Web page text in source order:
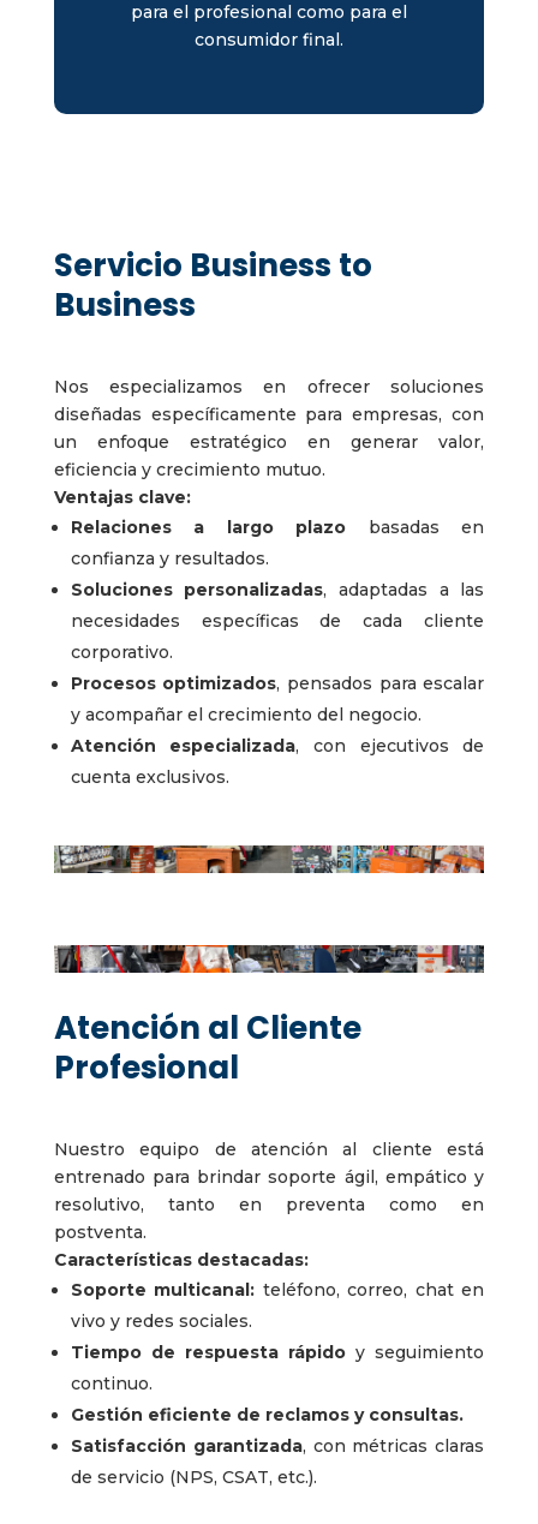
para el profesional como para el
consumidor final.
Servicio Business to
Business
Nos especializamos en ofrecer soluciones
diseñadas específicamente para empresas, con
un enfoque estratégico en generar valor,
eficiencia y crecimiento mutuo.
Ventajas clave:
Relaciones a largo plazo basadas en
confianza y resultados.
Soluciones personalizadas, adaptadas a las
necesidades específicas de cada cliente
corporativo.
Procesos optimizados, pensados para escalar
y acompañar el crecimiento del negocio.
Atención especializada, con ejecutivos de
cuenta exclusivos.
Atención al Cliente
Profesional
Nuestro equipo de atención al cliente está
entrenado para brindar soporte ágil, empático y
resolutivo, tanto en preventa como en
postventa.
Características destacadas:
Soporte multicanal: teléfono, correo, chat en
vivo y redes sociales.
Tiempo de respuesta rápido y seguimiento
continuo.
Gestión eficiente de reclamos y consultas.
Satisfacción garantizada, con métricas claras
de servicio (NPS, CSAT, etc.).